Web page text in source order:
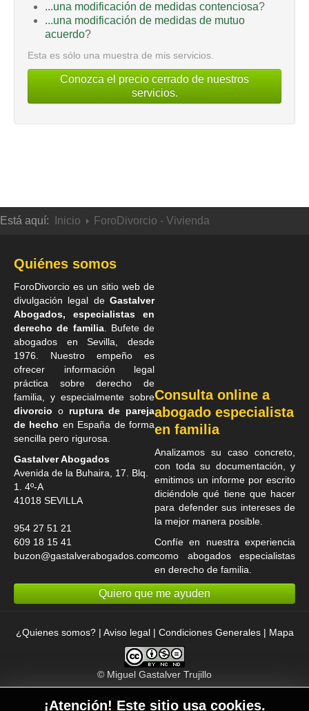
¡Atención! Este sitio usa cookies.
...una modificación de medidas contenciosa?
...una modificación de medidas de mutuo
acuerdo?
Esta es sólo una muestra de mis servicios.
Conozca el precio cerrado de nuestros
servicios.
Está aquí: Inicio ForoDivorcio - Vivienda
Quiénes somos
ForoDivorcio es un sitio web de
divulgación legal de Gastalver
Abogados, especialistas en
derecho de familia. Bufete de
abogados en Sevilla , desde
1976. Nuestro empeño es
ofrecer información legal
práctica sobre derecho de
familia, y especialmente sobre
divorcio o ruptura de pareja
de hecho en España de forma
sencilla pero rigurosa.
Gastalver Abogados
Avenida de la Buhaira, 17. Blq.
1. 4º-A
41018 SEVILLA
954 27 51 21
609 18 15 41
buzon@gastalverabogados.com
Consulta online a
abogado especialista
en familia
Analizamos su caso concreto,
con toda su documentación, y
emitimos un informe por escrito
diciéndole qué tiene que hacer
para defender sus intereses de
la mejor manera posible.
Confíe en nuestra experiencia
como abogados especialistas
en derecho de familia
Quiero que me ayuden
¿Quienes somos?| Aviso legal| Condiciones Generales| Mapa
© Miguel Gastalver Trujillo